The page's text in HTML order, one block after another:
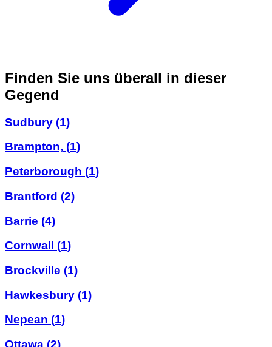
Finden Sie uns überall in dieser
Gegend
Sudbury (1)
Brampton, (1)
Peterborough (1)
Brantford (2)
Barrie (4)
Cornwall
(1)
Brockville (1)
Hawkesbury (1)
Nepean (1)
Ottawa (2)